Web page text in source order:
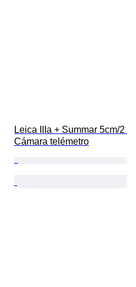
Leica IIIa + Summar 5cm/2
Cámara telémetro